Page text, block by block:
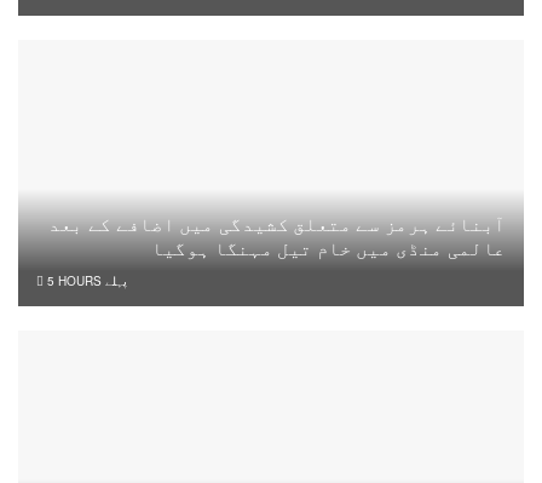
آبنائے ہرمز سے متعلق کشیدگی میں اضافے کے بعد
عالمی منڈی میں خام تیل مہنگا ہوگیا
5 HOURS پہلے